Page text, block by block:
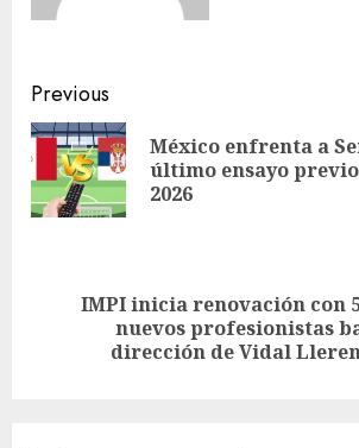
Previous
México enfrenta a
último ensayo
2026
IMPI inicia renovación con
nuevos profesionistas
dirección de Vidal